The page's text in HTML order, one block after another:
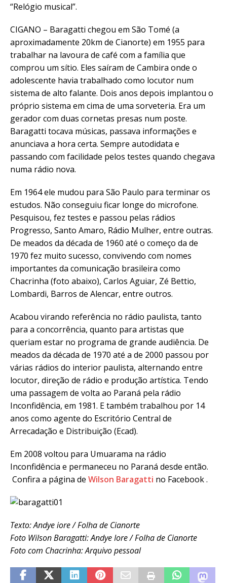
“Relógio musical”.
CIGANO – Baragatti chegou em São Tomé (a
aproximadamente 20km de Cianorte) em 1955 para
trabalhar na lavoura de café com a família que
comprou um sítio. Eles saíram de Cambira onde o
adolescente havia trabalhado como locutor num
sistema de alto falante. Dois anos depois implantou o
próprio sistema em cima de uma sorveteria. Era um
gerador com duas cornetas presas num poste.
Baragatti tocava músicas, passava informações e
anunciava a hora certa. Sempre autodidata e
passando com facilidade pelos testes quando chegava
numa rádio nova.
Em 1964 ele mudou para São Paulo para terminar os
estudos. Não conseguiu ficar longe do microfone.
Pesquisou, fez testes e passou pelas rádios
Progresso, Santo Amaro, Rádio Mulher, entre outras.
De meados da década de 1960 até o começo da de
1970 fez muito sucesso, convivendo com nomes
importantes da comunicação brasileira como
Chacrinha (foto abaixo), Carlos Aguiar, Zé Bettio,
Lombardi, Barros de Alencar, entre outros.
Acabou virando referência no rádio paulista, tanto
para a concorrência, quanto para artistas que
queriam estar no programa de grande audiência. De
meados da década de 1970 até a de 2000 passou por
várias rádios do interior paulista, alternando entre
locutor, direção de rádio e produção artística. Tendo
uma passagem de volta ao Paraná pela rádio
Inconfidência, em 1981. E também trabalhou por 14
anos como agente do Escritório Central de
Arrecadação e Distribuição (Ecad).
Em 2008 voltou para Umuarama na rádio
Inconfidência e permaneceu no Paraná desde então.
Confira a página de Wilson Baragatti no Facebook .
Texto: Andye iore / Folha de Cianorte
Foto Wilson Baragatti: Andye Iore / Folha de Cianorte
Foto com Chacrinha: Arquivo pessoal